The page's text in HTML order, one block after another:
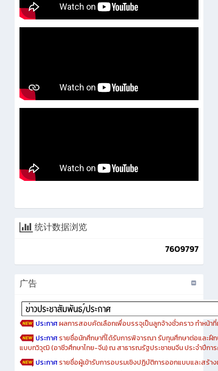
统计数据浏览
7609797
广告
ประกาศผลการสอบคัดเลือกเพื่อบรรจุเป็นลูกจ้างชั่วคราว ทำหน้าที่
ประกาศรายชื่อนักศึกษาที่ได้รับการพิจารณา รับทุนศึกษาต่อและฝึ
แบบทวิวุฒิ (อาชีวศึกษาไทย-จีน) ณ สาธารณรัฐประชาชนจีน ประจำปีก
ประกาศรายชื่อผู้เข้ารับการอบรมเชิงปฏิบัติการออกแบบและสร้า